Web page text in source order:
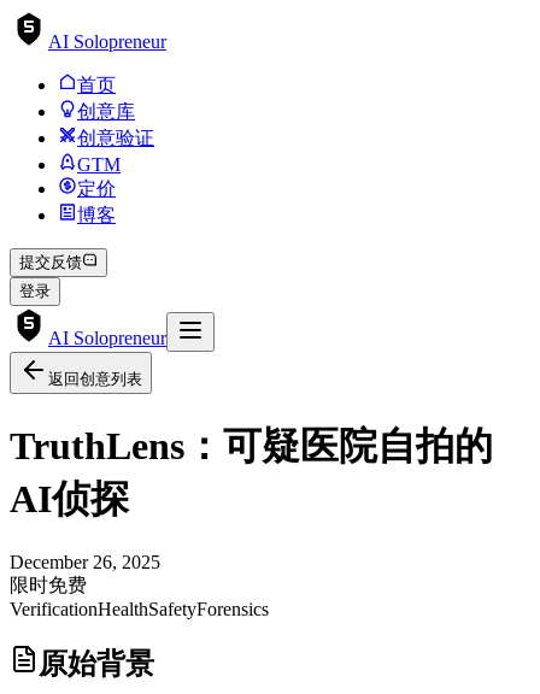
AI Solopreneur
首页
创意库
创意验证
GTM
定价
博客
提交反馈
登录
AI Solopreneur
返回创意列表
TruthLens：可疑医院自拍的
AI侦探
December 26, 2025
限时免费
VerificationHealthSafetyForensics
原始背景